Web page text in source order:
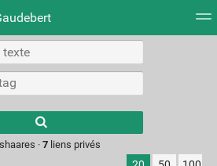
d'images
results.
shaares ·7 liens privés